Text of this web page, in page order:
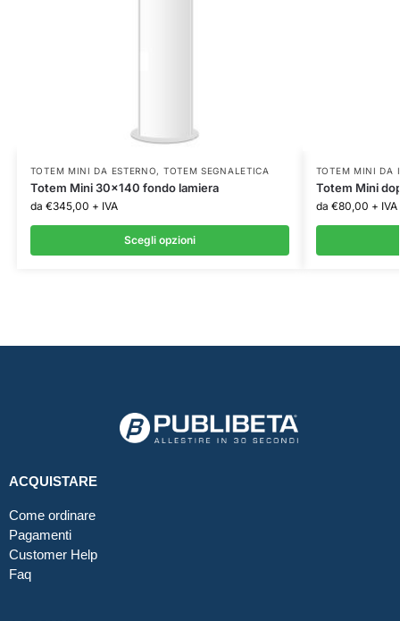
TOTEM MINI DA ESTERNO, TOTEM SEGNALETICA
Totem Mini 30×140 fondo lamiera
da €345,00 + IVA
Scegli opzioni
TOTEM MINI DA
Totem Mini
da €80,00 + IVA
ACQUISTARE
Come ordinare
Pagamenti
Customer Help
Faq